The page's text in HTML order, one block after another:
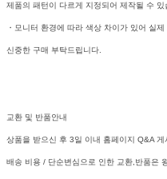
제품의 패턴이 다르게 지정되어 제작될 수 있
・모니터 환경에 따라 색상 차이가 있어 실
신중한 구매 부탁드립니다.
교환 및 반품안내
상품을 받으신 후 3일 이내 홈페이지 Q&A 게
배송 비용 / 단순변심으로 인한 교환,반품은